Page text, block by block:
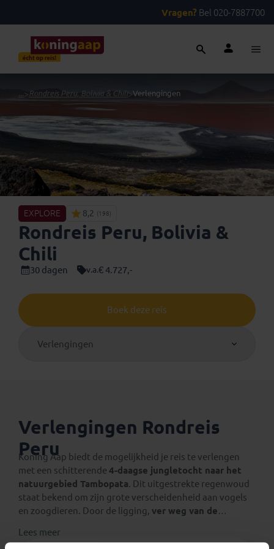
Vragen? Bel 020-7887700
...> Rondreis Peru, Bolivia & Chili >Verlengingen
EXPLORE 8,2 (198)
Rondreis Peru, Bolivia &
Chili
30 dagen v.a.€ 4.727,-
Boek deze reis
Verlengingen
Verlengingen Rondreis
Peru
Koning Aap biedt de mogelijkheid je reis te verlengen
met een schitterende 4-daagse jungletocht naar het
natuurgebied Tambopata. Dit uitgestrekte regenwoud
staat bekend om zijn grote verscheidenheid aan vogels
en zoogdieren. Door de ligging, ver weg van de
onderzoekers heeft dit natuurgebied zijn
Lees meer